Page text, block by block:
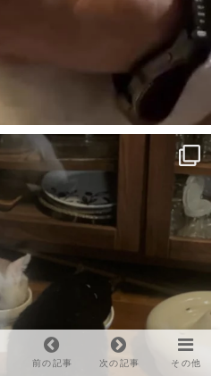
前の記事 次の記事 その他